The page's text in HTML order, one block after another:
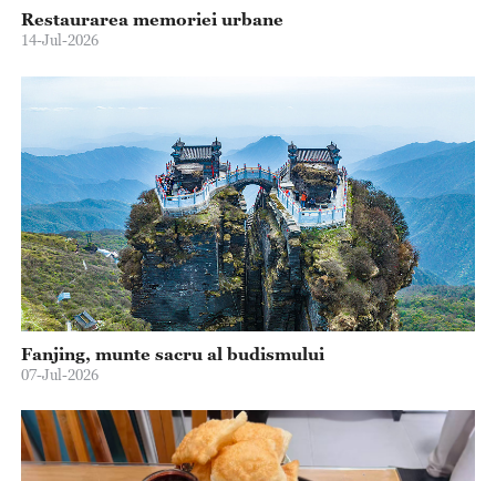
Restaurarea memoriei urbane
14-Jul-2026
Fanjing, munte sacru al budismului
07-Jul-2026